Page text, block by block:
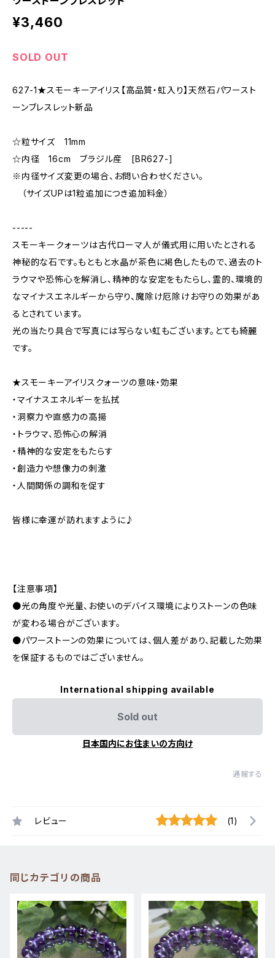
¥3,460
SOLD OUT
627-1★スモーキーアイリス【高品質・虹入り】天然石パワースト
ーンブレスレット新品
☆粒サイズ 11mm
☆内径 16cm ブラジル産 [BR627-]
※内径サイズ変更の場合、お問い合わせください。
（サイズUPは1粒追加につき追加料金）
-----
スモーキークォーツは古代ローマ人が儀式用に用いたとされる
神秘的な石です。もともと水晶が茶色に褐色したもので、過去のト
ラウマや恐怖心を解消し、精神的な安定をもたらし、霊的、環境的
なマイナスエネルギーから守り、魔除け厄除けお守りの効果があ
るとされています。
光の当たり具合で写真には写らない虹もございます。とても綺麗
です。
★スモーキーアイリスクォーツの意味・効果
・マイナスエネルギーを払拭
・洞察力や直感力の高揚
・トラウマ、恐怖心の解消
・精神的な安定をもたらす
・創造力や想像力の刺激
・人間関係の調和を促す
皆様に幸運が訪れますように♪
【注意事項】
●光の角度や光量、お使いのデバイス環境によりストーンの色味
が変わる場合がございます。
●パワーストーンの効果については、個人差があり、記載した効果
を保証するものではございません。
International shipping available
Sold out
日本国内にお住まいの方向け
通報する
レビュー (1)
同じカテゴリの商品